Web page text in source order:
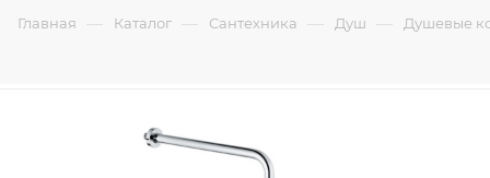
Главная — Каталог — Сантехника — Душ — Душевые